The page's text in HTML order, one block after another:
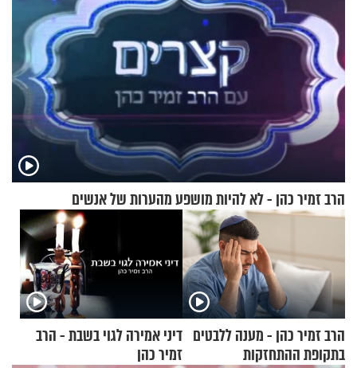
הרב זמיר כהן - לא להיות מושפע מהערות של אנשים
הרב זמיר כהן - מענה ללבטים
בתקופת ההתחזקות
דיני אמירה לגוי בשבת - הרב
זמיר כהן